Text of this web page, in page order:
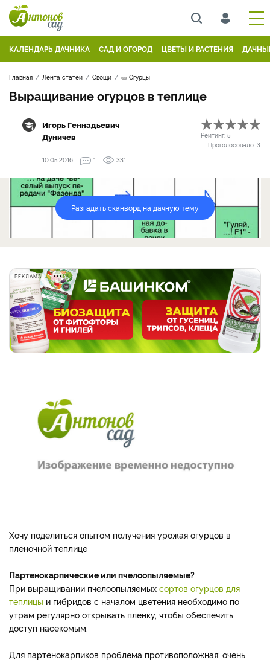
КАЛЕНДАРЬ ДАЧНИКА САД И ОГОРОД ЦВЕТЫ И РАСТЕНИЯ
Главная Лента статей Овощи 🥒 Огурцы
Выращивание огурцов в теплице
Игорь Геннадьевич
Дуничев
Рейтинг: 5
Проголосовало: 3
10.05.2016
1 331
Разгадать сканворд на дачную тему
РЕКЛАМА
Хочу поделиться опытом получения урожая огурцов в
пленочной теплице
Партенокарпические или пчелоопыляемые?
При выращивании пчелоопыляемых сортов огурцов для
теплицы и гибридов с началом цветения необходимо по
утрам регулярно открывать пленку, чтобы обеспечить
доступ насекомым.
Для партенокарпиков проблема противоположная: очень